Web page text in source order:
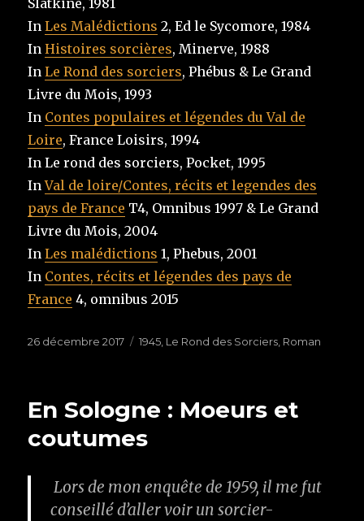
InLes Malédictions 2, Ed le Sycomore, 1984
InHistoires sorcières, Minerve, 1988
InLe Rond des sorciers, Phébus & Le Grand
Livre du Mois, 1993
In Contes populaires et légendes du Val de
Loire, France Loisirs, 1994
In Le rond des sorciers, Pocket, 1995
InVal de loire/Contes, récits et legendes des
pays de France T4, Omnibus 1997 & Le Grand
Livre du Mois, 2004
InLes malédictions 1, Phebus, 2001
In Contes, récits et légendes des pays de
France 4, omnibus 2015
Publié
26 décembre 2017 Étiquettes
1945 Le Rond des Sorciers Roman
En Sologne : Moeurs et
coutumes
Lors de mon enquête de 1959, il me fut
conseillé d’aller voir un sorcier-